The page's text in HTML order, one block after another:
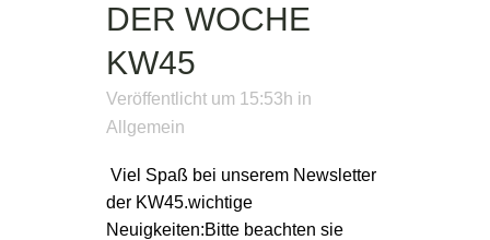
DER WOCHE
KW45
Veröffentlicht um 15:53h in
Allgemein
Viel Spaß bei unserem Newsletter
der KW45.wichtige
Neuigkeiten:Bitte beachten sie